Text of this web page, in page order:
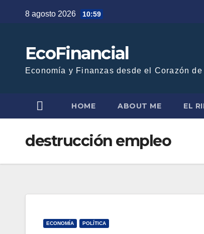
8 agosto 2026 10:59
EcoFinancial
Economía y Finanzas desde el Corazón
HOME ABOUT ME EL
destrucción empleo
ECONOMÍA POLÍTICA